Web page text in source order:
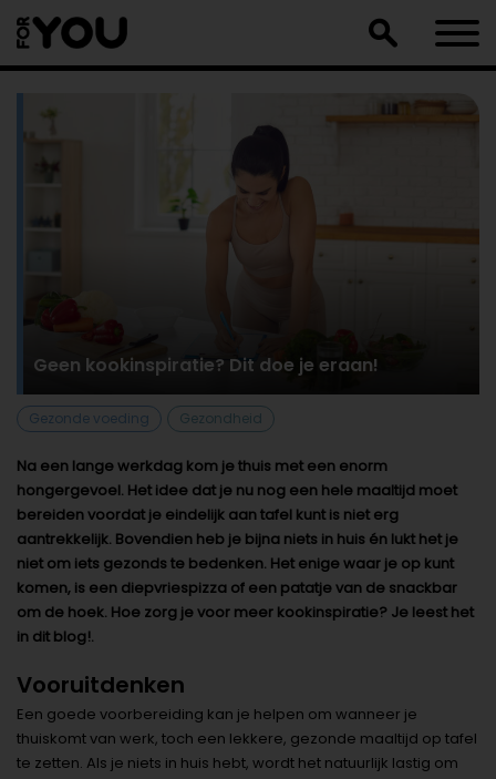
naar
artikel
Geen kookinspiratie? Dit doe je eraan!
Gezonde voeding Gezondheid
Na een lange werkdag kom je thuis met een enorm
hongergevoel. Het idee dat je nu nog een hele maaltijd moet
bereiden voordat je eindelijk aan tafel kunt is niet erg
aantrekkelijk. Bovendien heb je bijna niets in huis én lukt het je
niet om iets gezonds te bedenken. Het enige waar je op kunt
komen, is een diepvriespizza of een patatje van de snackbar
om de hoek. Hoe zorg je voor meer kookinspiratie? Je leest het
in dit blog!.
Vooruitdenken
Een goede voorbereiding kan je helpen om wanneer je
thuiskomt van werk, toch een lekkere, gezonde maaltijd op tafel
te zetten. Als je niets in huis hebt, wordt het natuurlijk lastig om